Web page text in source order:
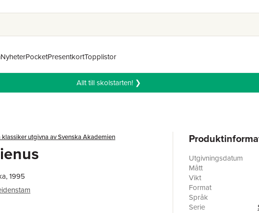
NyheterPocketPresentkortTopplistor
Allt till skolstarten! ❯
klassiker utgivna av Svenska Akademien
1995
Utgivningsdatum
Mått
Vikt
Format
Språk
Serie